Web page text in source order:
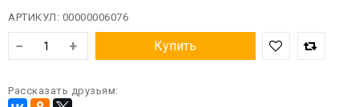
АРТИКУЛ: 00000006076
− + Купить
Рассказать друзьям: